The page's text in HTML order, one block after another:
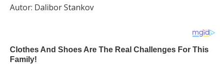
Autor: Dalibor Stankov